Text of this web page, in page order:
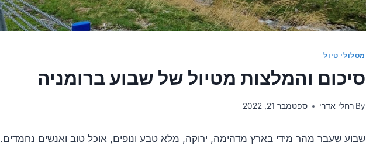
מסלולי טיול
סיכום והמלצות מטיול של שבוע ברומניה
By רחלי אדרי ספטמבר 21, 2022
שבוע שעבר מהר מידי בארץ מדהימה, ירוקה, מלא טבע ונופים, אוכל טוב ואנשים נחמדים.